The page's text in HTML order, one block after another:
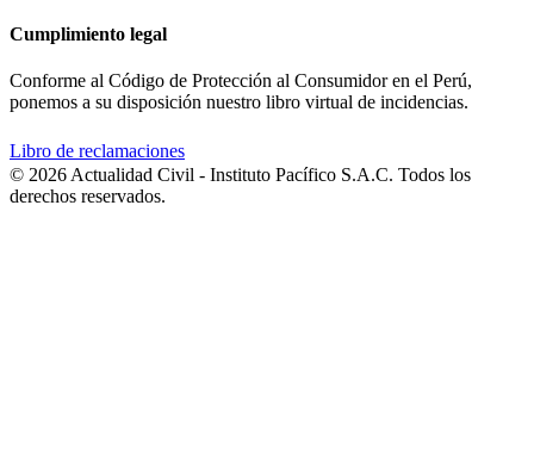
Cumplimiento legal
Conforme al Código de Protección al Consumidor en el Perú,
ponemos a su disposición nuestro libro virtual de incidencias.
Libro de reclamaciones
© 2026 Actualidad Civil - Instituto Pacífico S.A.C. Todos los
derechos reservados.